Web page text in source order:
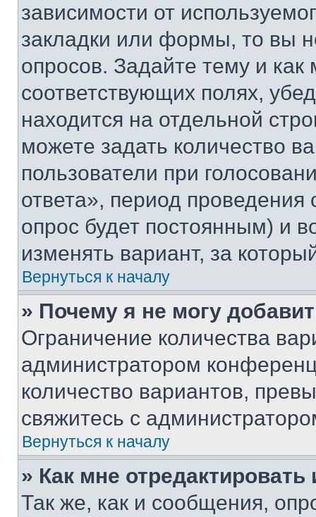
зависимости от
закладки или формы, то вы
опросов. Задайте тему и
соответствующих полях,
находится на отдельной
можете задать количество
пользователи при
ответа», период проведения
опрос будет постоянным) и
изменять вариант, за
Вернуться к началу
» Почему я не могу
Ограничение количества
администратором
количество вариантов,
свяжитесь с
Вернуться к началу
» Как мне
Так же, как и сообщения,